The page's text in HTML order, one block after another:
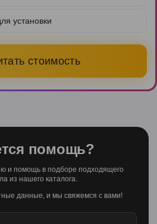
установки
стоимость
помощь?
и помощь в подборе подходящего
из нашего каталога.
данные, и мы свяжемся с вами!